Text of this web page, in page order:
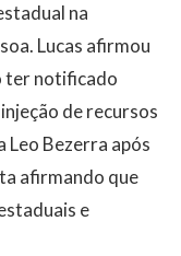
na
Lucas afirmou
ter notificado
de recursos
Leo Bezerra após
afirmando que
e